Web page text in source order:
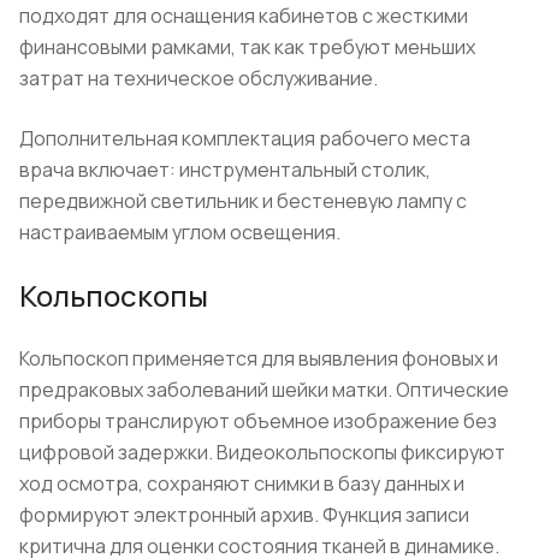
подходят для оснащения кабинетов с жесткими
финансовыми рамками, так как требуют меньших
затрат на техническое обслуживание.
Дополнительная комплектация рабочего места
врача включает: инструментальный столик,
передвижной светильник и бестеневую лампу с
настраиваемым углом освещения.
Кольпоскопы
Кольпоскоп применяется для выявления фоновых и
предраковых заболеваний шейки матки. Оптические
приборы транслируют объемное изображение без
цифровой задержки. Видеокольпоскопы фиксируют
ход осмотра, сохраняют снимки в базу данных и
формируют электронный архив. Функция записи
критична для оценки состояния тканей в динамике.